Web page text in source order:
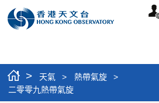
個
> 天氣 > 熱帶氣旋
>
二零零九熱帶氣旋